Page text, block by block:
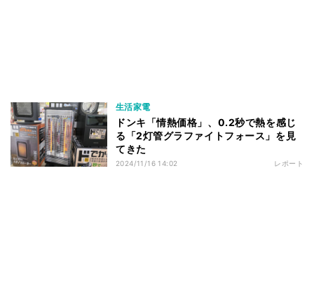
生活家電
ドンキ「情熱価格」、0.2秒で熱を感じ
る「2灯管グラファイトフォース」を見
てきた
2024/11/16 14:02 レポート